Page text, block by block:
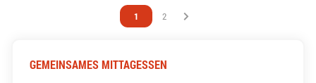
Vous êtes sur la page
1 Vous êtes sur la page
2
GEMEINSAMES MITTAGESSEN